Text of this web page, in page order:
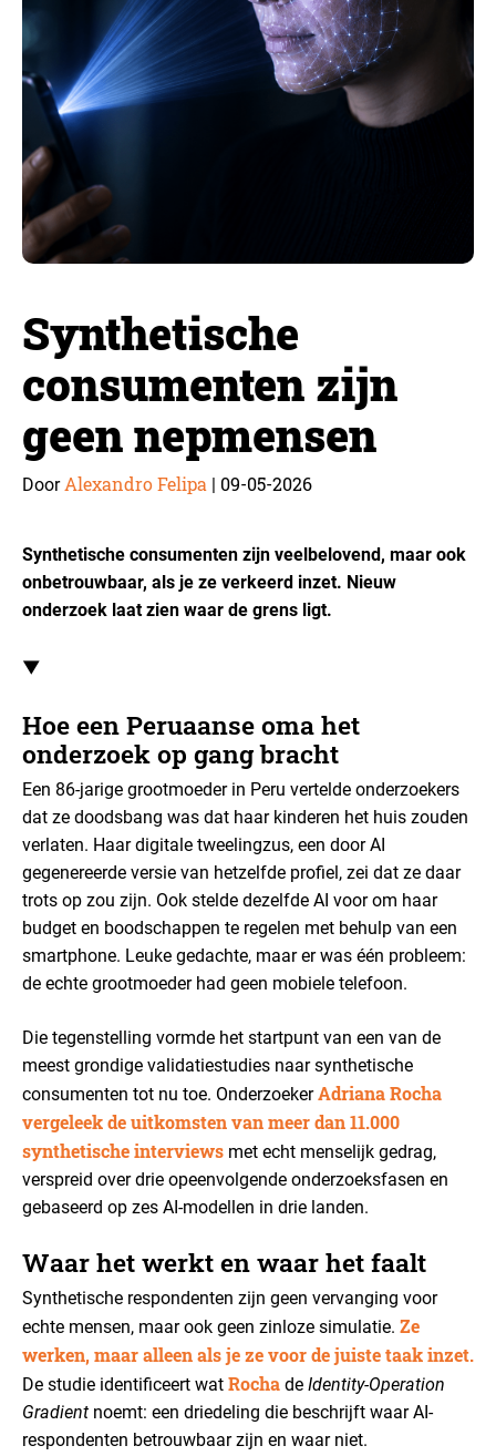
Synthetische
consumenten zijn
geen nepmensen
Door Alexandro Felipa | 09-05-2026
Synthetische consumenten zijn veelbelovend, maar ook
onbetrouwbaar, als je ze verkeerd inzet. Nieuw
onderzoek laat zien waar de grens ligt.
▼
Hoe een Peruaanse oma het
onderzoek op gang bracht
Een 86-jarige grootmoeder in Peru vertelde onderzoekers
dat ze doodsbang was dat haar kinderen het huis zouden
verlaten. Haar digitale tweelingzus, een door AI
gegenereerde versie van hetzelfde profiel, zei dat ze daar
trots op zou zijn. Ook stelde dezelfde AI voor om haar
budget en boodschappen te regelen met behulp van een
smartphone. Leuke gedachte, maar er was één probleem:
de echte grootmoeder had geen mobiele telefoon.
Die tegenstelling vormde het startpunt van een van de
meest grondige validatiestudies naar synthetische
consumenten tot nu toe. OnderzoekerAdriana Rocha
vergeleek de uitkomsten van meer dan 11.000
synthetische interviews met echt menselijk gedrag,
verspreid over drie opeenvolgende onderzoeksfasen en
gebaseerd op zes AI-modellen in drie landen.
Waar het werkt en waar het faalt
Synthetische respondenten zijn geen vervanging voor
echte mensen, maar ook geen zinloze simulatie. Ze
werken, maar alleen als je ze voor de juiste taak inzet.
De studie identificeert wat Rocha de Identity-Operation
Gradient noemt: een driedeling die beschrijft waar AI-
respondenten betrouwbaar zijn en waar niet.